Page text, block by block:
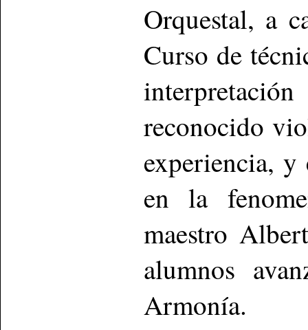
Orquestal, a
Curso de
reconocido
experiencia,
en la
maestro
alumnos
Armonía.